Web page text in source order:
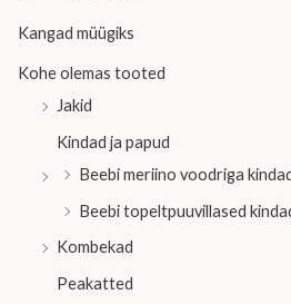
Kangad müügiks
Kohe olemas tooted
Jakid
Kindad ja papud
Beebi meriino voodriga
Beebi topeltpuuvillased
Kombekad
Peakatted